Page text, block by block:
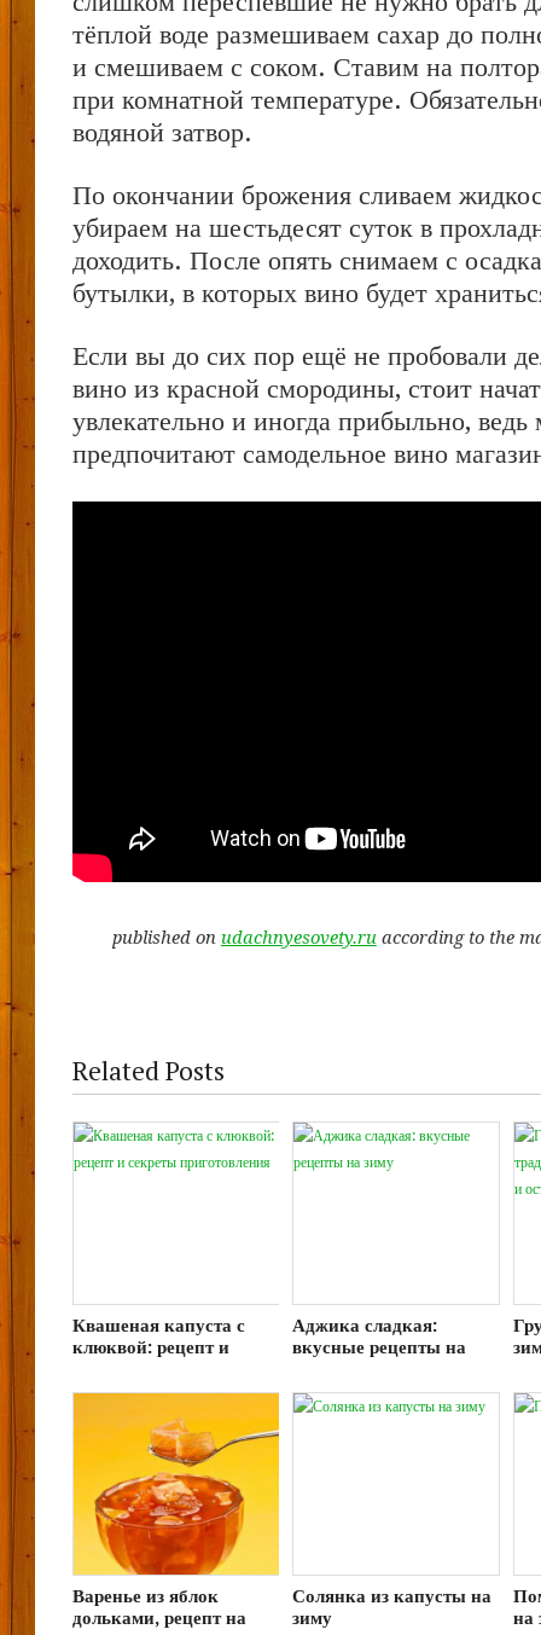
тёплой воде размешиваем сахар до
и смешиваем с соком. Ставим на
при комнатной температуре.
водяной затвор.
По окончании брожения сливаем
убираем на шестьдесят суток в
доходить. После опять снимаем с
бутылки, в которых вино будет
Если вы до сих пор ещё не пробовали
вино из красной смородины, стоит
увлекательно и иногда прибыльно, ведь
предпочитают самодельное вино
published on udachnyesovety.ruaccording to the
Related Posts
Квашеная капуста с
клюквой: рецепт и
Аджика сладкая:
вкусные рецепты на
Варенье из яблок
дольками, рецепт на
Солянка из капусты на
зиму
на